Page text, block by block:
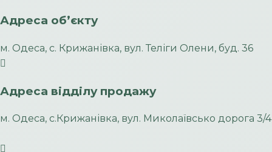
Адреса обʼєкту
м. Одеса, с. Крижанівка, вул. Теліги Олени, буд. 36
Адреса відділу продажу
м. Одеса, с.Крижанівка, вул. Миколаївсько дорога 3/4